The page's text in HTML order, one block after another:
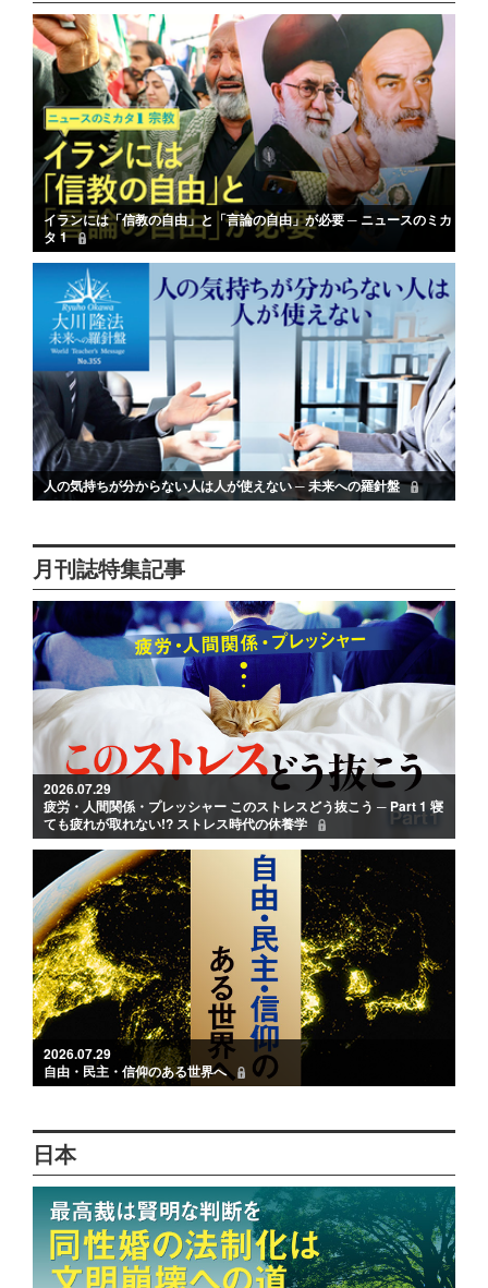
イランには「信教の自由」と「言論の自由」が必要 ─ ニュースのミカ
タ 1
人の気持ちが分からない人は人が使えない ─ 未来への羅針盤
月刊誌特集記事
2026.07.29
疲労・人間関係・プレッシャー このストレスどう抜こう ─ Part 1 寝
ても疲れが取れない!? ストレス時代の休養学
2026.07.29
自由・民主・信仰のある世界へ
日本